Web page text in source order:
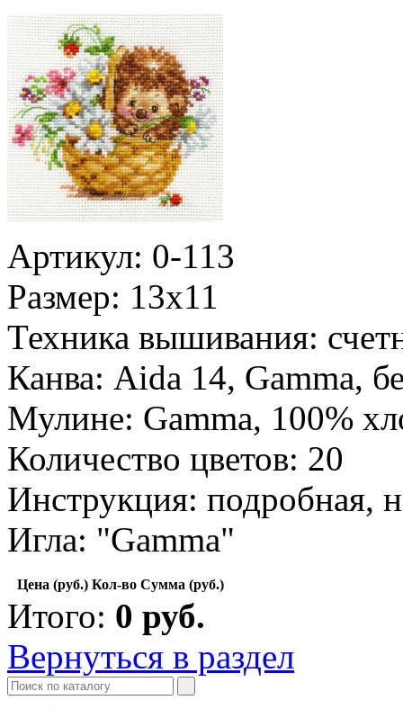
Артикул: 0-113
Размер: 13х11
Техника вышивания:
Канва: Aida 14, Gamma,
Мулине: Gamma, 100%
Количество цветов: 20
Инструкция: подробная,
Игла: "Gamma"
Цена (руб.) Кол-во Сумма (руб.)
Итого: 0 руб.
Вернуться в раздел